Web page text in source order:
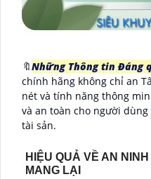
🔖Những Thông tin Đáng
chính hãng không chỉ an
nét và tính năng thông
và an toàn cho người
tài sản.
HIỆU QUẢ VỀ AN
MANG LẠI